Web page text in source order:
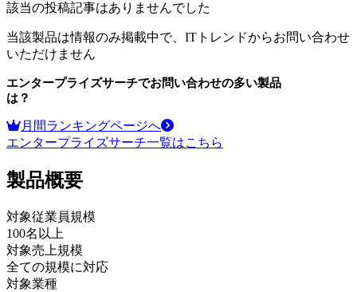
該当の投稿記事はありませんでした
当該製品は情報のみ掲載中で、ITトレンドからお問い合わせ
いただけません
エンタープライズサーチでお問い合わせの多い製品
は？
月間ランキングページへ
エンタープライズサーチ一覧はこちら
製品概要
対象従業員規模
100名以上
対象売上規模
全ての規模に対応
対象業種